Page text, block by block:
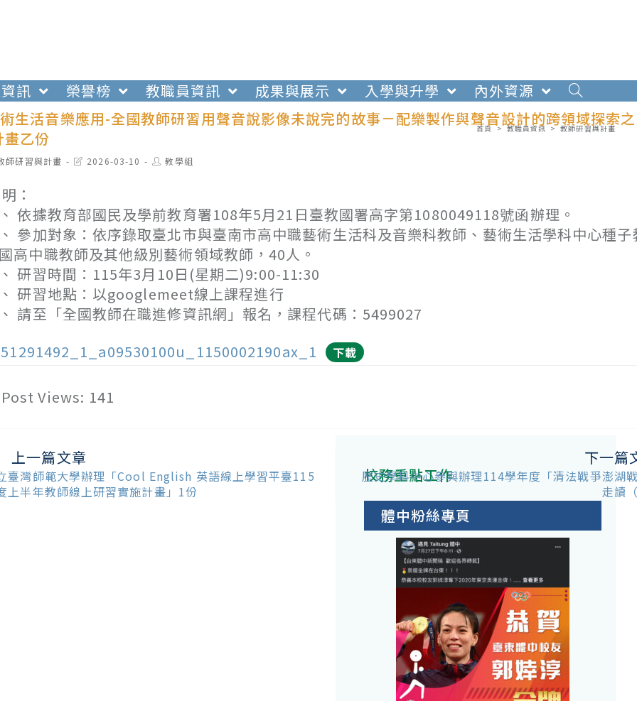
訊 榮譽榜 教職員資訊 成果與展示 入學與升學
內外資源
術生活音樂應用-全國教師研習用聲音說影像未說完的故事－配樂製作與聲音設計的跨領域探索之
乙份
首頁 > 教職員資訊 > 教師研習與計畫
師研習與計畫
Post2026-03-10
Post教學組
：
依據教育部國民及學前教育署108年5月21日臺教國署高字第1080049118號函辦理。
參加對象：依序錄取臺北市與臺南市高中職藝術生活科及音樂科教師、藝術生活學科中心種
高中職教師及其他級別藝術領域教師，40人。
研習時間：115年3月10日(星期二)9:00-11:30
研習地點：以googlemeet線上課程進行
請至「全國教師在職進修資訊網」報名，課程代碼：5499027
下載
Post Views: 141
上一篇文章
臺灣師範大學辦理「Cool English 英語線上學習平臺115
上半年教師線上研習實施計畫」1份
下一篇
歷史學科中心參與辦理114學年度「清法戰爭澎湖
走讀
校務重點工作
體中粉絲專頁